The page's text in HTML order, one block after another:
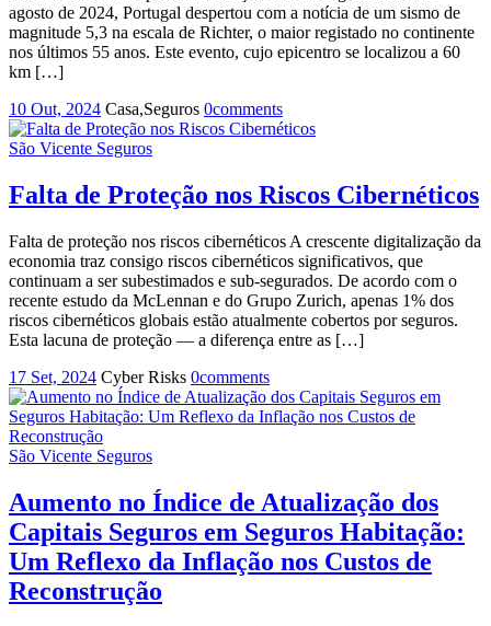
agosto de 2024, Portugal despertou com a notícia de um sismo de
magnitude 5,3 na escala de Richter, o maior registado no continente
nos últimos 55 anos. Este evento, cujo epicentro se localizou a 60
km […]
10 Out, 2024 Casa,Seguros 0comments
São Vicente Seguros
Falta de Proteção nos Riscos Cibernéticos
Falta de proteção nos riscos cibernéticos A crescente digitalização da
economia traz consigo riscos cibernéticos significativos, que
continuam a ser subestimados e sub-segurados. De acordo com o
recente estudo da McLennan e do Grupo Zurich, apenas 1% dos
riscos cibernéticos globais estão atualmente cobertos por seguros.
Esta lacuna de proteção — a diferença entre as […]
17 Set, 2024 Cyber Risks 0comments
São Vicente Seguros
Aumento no Índice de Atualização dos
Capitais Seguros em Seguros Habitação:
Um Reflexo da Inflação nos Custos de
Reconstrução